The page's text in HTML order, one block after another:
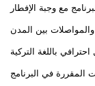
مع وجبة الإفطار
بين المدن
باللغة التركية
المقررة في البرنامج